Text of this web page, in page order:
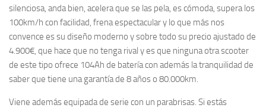
silenciosa, anda bien, acelera que se las pela, es cómoda, supera los
100km/h con facilidad, frena espectacular y lo que más nos
convence es su diseño moderno y sobre todo su precio ajustado de
4.900€, que hace que no tenga rival y es que ninguna otra scooter
de este tipo ofrece 104Ah de batería con además la tranquilidad de
saber que tiene una garantía de 8 años o 80.000km.
Viene además equipada de serie con un parabrisas. Si estás